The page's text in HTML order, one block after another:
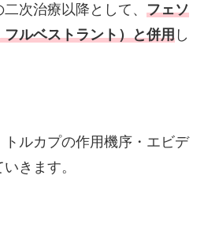
次治療以降として、 フェソ
ルベストラント）と併用し
ルカプの作用機序・エビデ
きます。